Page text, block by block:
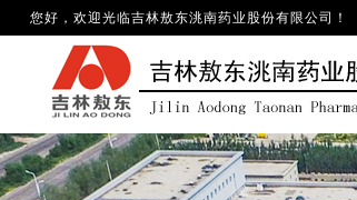
您好，欢迎光临吉林敖东洮南药业股份有限公司 ！